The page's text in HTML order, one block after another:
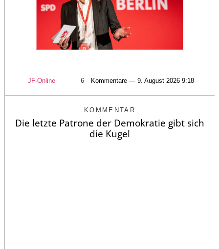
JF-Online 6 Kommentare — 9. August 2026 9:18
KOMMENTAR
Die letzte Patrone der Demokratie gibt sich
die Kugel